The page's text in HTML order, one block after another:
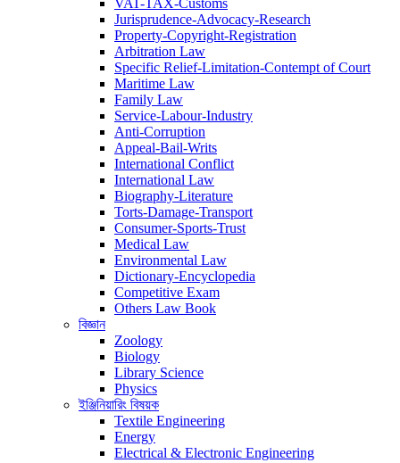
Jurisprudence-Advocacy-Research
Property-Copyright-Registration
Arbitration Law
Specific Relief-Limitation-Contempt of Court
Maritime Law
Family Law
Service-Labour-Industry
Anti-Corruption
Appeal-Bail-Writs
International Conflict
International Law
Biography-Literature
Torts-Damage-Transport
Consumer-Sports-Trust
Medical Law
Environmental Law
Dictionary-Encyclopedia
Competitive Exam
Others Law Book
বিজ্ঞান
Zoology
Biology
Library Science
Physics
ইঞ্জিনিয়ারিং বিষয়ক
Textile Engineering
Energy
Electrical & Electronic Engineering